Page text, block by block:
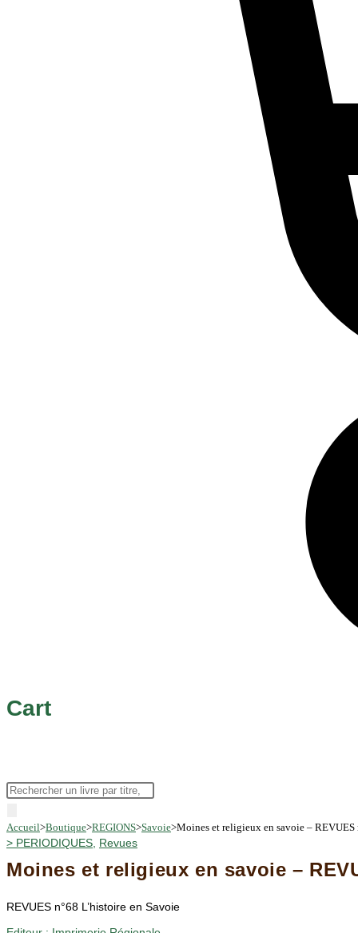
Cart
Recherche
produits
Accueil>Boutique>REGIONS>Savoie>Moines et religieux en savoie – REVUES
> PERIODIQUES Revues
Moines et religieux en savoie –
REVUES n°68 L’histoire en Savoie